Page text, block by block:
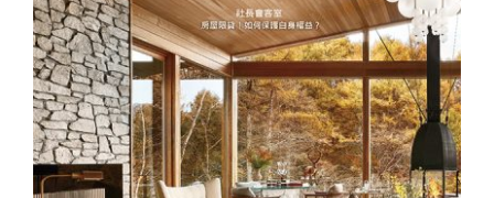
夢想誌NO.43－迎接美好秋色生活